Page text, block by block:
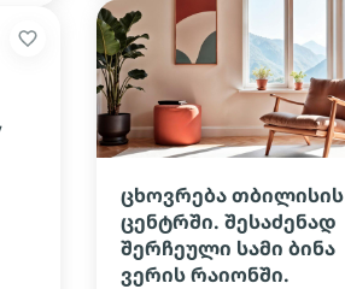
ცხოვრება თბილისის
ცენტრში. შესაძენად
შერჩეული სამი ბინა
ვერის რაიონში.